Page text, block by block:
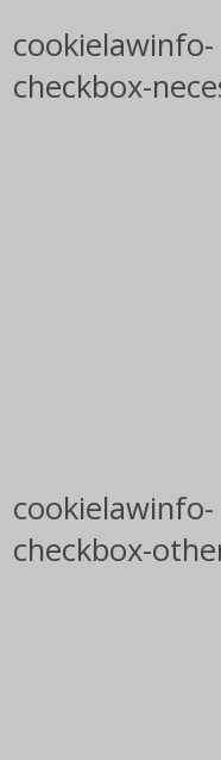
cookielawinfo-
checkbox-
cookielawinfo-
checkbox-